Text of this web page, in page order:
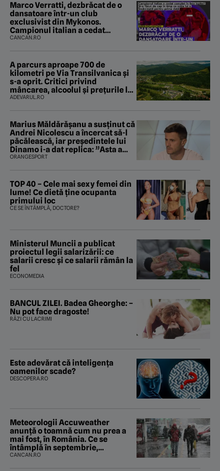
Marco Verratti, dezbrăcat de o
dansatoare într-un club
exclusivist din Mykonos.
Campionul italian a cedat
complet în fața ispitei!
CANCAN.RO
A parcurs aproape 700 de
kilometri pe Via Transilvanica și
s-a oprit. Critici privind
mâncarea, alcoolul și prețurile la
cazare
ADEVARUL.RO
Marius Măldărăşanu a susţinut că
Andrei Nicolescu a încercat să-l
păcălească, iar preşedintele lui
Dinamo i-a dat replica: ”Asta a
fost istoria”
ORANGESPORT
TOP 40 – Cele mai sexy femei din
lume! Ce dietă ține ocupanta
primului loc
CE SE ÎNTÂMPLĂ, DOCTORE?
Ministerul Muncii a publicat
proiectul legii salarizării: ce
salarii cresc și ce salarii rămân la
fel
ECONOMEDIA
BANCUL ZILEI. Badea Gheorghe: –
Nu pot face dragoste!
RÂZI CU LACRIMI
Este adevărat că inteligența
oamenilor scade?
DESCOPERA.RO
Meteorologii Accuweather
anunță o toamnă cum nu prea a
mai fost, în România. Ce se
întâmplă în septembrie,
octombrie și noiembrie 2026, în
CANCAN.RO